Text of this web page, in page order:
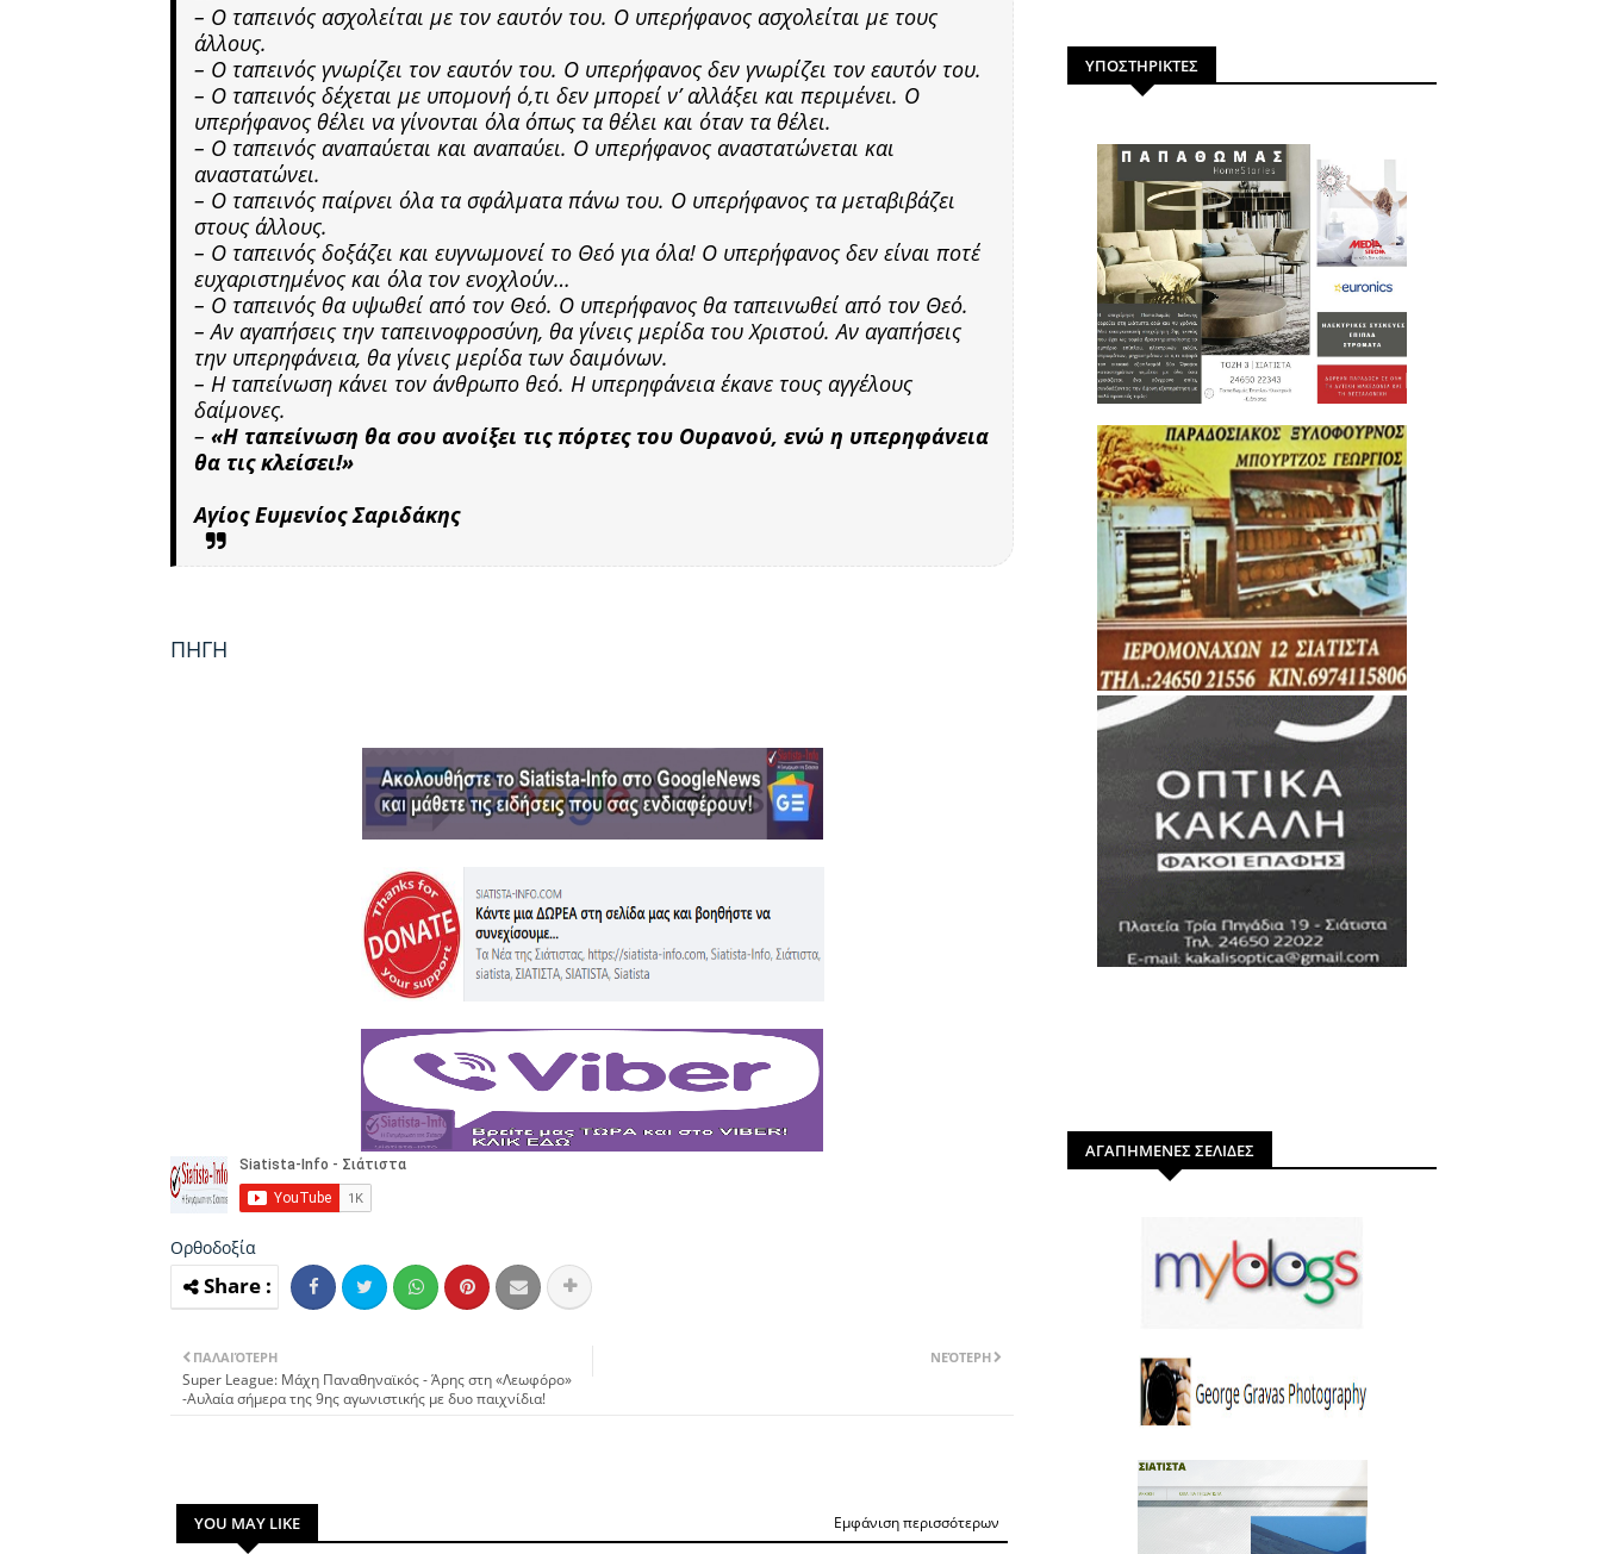
– Ο ταπεινός ασχολείται με τον εαυτόν του. Ο υπερήφανος ασχολείται με τους
άλλους.
– Ο ταπεινός γνωρίζει τον εαυτόν του. Ο υπερήφανος δεν γνωρίζει τον εαυτόν του.
– Ο ταπεινός δέχεται με υπομονή ό,τι δεν μπορεί ν’ αλλάξει και περιμένει. Ο
υπερήφανος θέλει να γίνονται όλα όπως τα θέλει και όταν τα θέλει.
– Ο ταπεινός αναπαύεται και αναπαύει. Ο υπερήφανος αναστατώνεται και
αναστατώνει.
– Ο ταπεινός παίρνει όλα τα σφάλματα πάνω του. Ο υπερήφανος τα μεταβιβάζει
στους άλλους.
– Ο ταπεινός δοξάζει και ευγνωμονεί το Θεό για όλα! Ο υπερήφανος δεν είναι ποτέ
ευχαριστημένος και όλα τον ενοχλούν…
– Ο ταπεινός θα υψωθεί από τον Θεό. Ο υπερήφανος θα ταπεινωθεί από τον Θεό.
– Αν αγαπήσεις την ταπεινοφροσύνη, θα γίνεις μερίδα του Χριστού. Αν αγαπήσεις
την υπερηφάνεια, θα γίνεις μερίδα των δαιμόνων.
– Η ταπείνωση κάνει τον άνθρωπο θεό. Η υπερηφάνεια έκανε τους αγγέλους
δαίμονες.
– «Η ταπείνωση θα σου ανοίξει τις πόρτες του Ουρανού, ενώ η υπερηφάνεια
θα τις κλείσει!»
Αγίος Ευμενίος Σαριδάκης
ΠΗΓΗ
Ορθοδοξία
ΝΕΌΤΕΡΗ
ΠΑΛΑΙΌΤΕΡΗ
Super League: Μάχη Παναθηναϊκός - Άρης στη «Λεωφόρο»
-Αυλαία σήμερα της 9ης αγωνιστικής με δυο παιχνίδια!
YOU MAY LIKE Εμφάνιση περισσότερων
ΥΠΟΣΤΗΡΙΚΤΕΣ
ΑΓΑΠΗΜΕΝΕΣ ΣΕΛΙΔΕΣ